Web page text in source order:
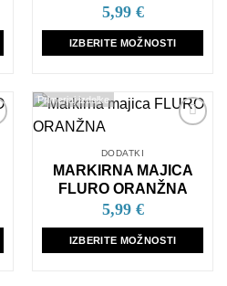
5,99 €
IZBERITE MOŽNOSTI
ima
Možnosti
lahko
izberete
na
strani
izdelka
seznam
želja
DODATKI
MARKIRNA MAJICA
FLURO ORANŽNA
5,99 €
IZBERITE MOŽNOSTI
Primerjaj izdelke